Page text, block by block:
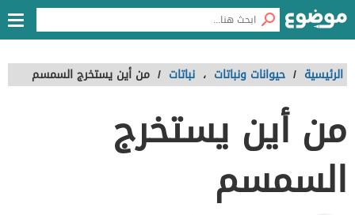
الرئيسية / حيوانات ونباتات ، نباتات / من أين يستخرج السمسم
من أين يستخرج
السمسم